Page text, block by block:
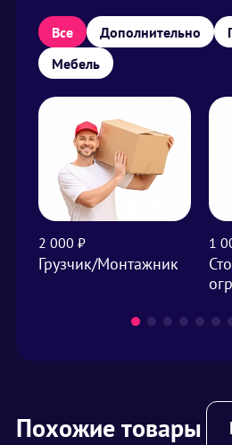
Все Дополнительно
Мебель
2 000 ₽
Грузчик/Монтажник
1
Похожие товары